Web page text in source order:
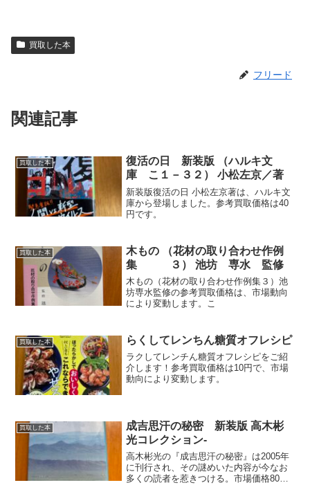
買取した本
フリード
関連記事
買取した本
復活の日 新装版 （ハルキ文
庫 こ１－３２） 小松左京／著
新装版復活の日 小松左京著は、ハルキ文
庫から登場しました。参考買取価格は40
円です。
買取した本
木もの （花材の取り合わせ作例
集 ３） 池坊 専水 監修
木もの（花材の取り合わせ作例集３）池
坊専水監修の参考買取価格は、市場動向
により変動します。こ
買取した本 らくしてレンちん糖質オフレシピ
ラクしてレンチん糖質オフレシピをご紹
介します！参考買取価格は10円で、市場
動向により変動します。
買取した本
成吉思汗の秘密 新装版 高木彬
光コレクション-
高木彬光の『成吉思汗の秘密』は2005年
に刊行され、その謎めいた内容が今なお
多くの読者を惹きつける。市場価格80円